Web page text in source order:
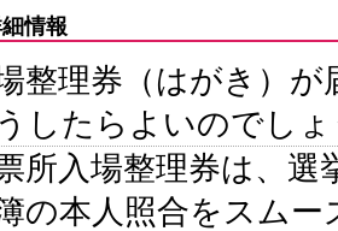
情報
整理券（はがき）
したらよいのでし
所入場整理券は、選
の本人照合をスム